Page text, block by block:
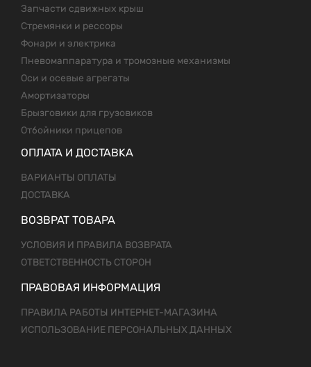
Запчасти сдвижных крыш
Стремянки и рессоры
Фонари и электрика
Пневомаппаратура и тромозные механизмы
Оси и осевые агрегаты
Амортизаторы
Брызговики для грузовиков
Отбойники прицепов
ОПЛАТА И ДОСТАВКА
ВАРИАНТЫ ОПЛАТЫ
ДОСТАВКА
ВОЗВРАТ ТОВАРА
УСЛОВИЯ И ПРАВИЛА ВОЗВРАТА
ОТВЕТСТВЕННОСТЬ СТОРОН
ПРАВОВАЯ ИНФОРМАЦИЯ
ПРАВИЛА РАБОТЫ ИНТЕРНЕТ-МАГАЗИНА
ИСПОЛЬЗОВАНИЕ ПЕРСОНАЛЬНЫХ ДАННЫХ